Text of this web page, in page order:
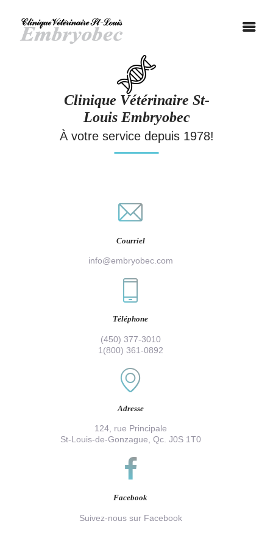
NOS SERVICES
ENGLISH
Clinique Vétérinaire St-
Louis Embryobec
À votre service depuis 1978!
Courriel
info@embryobec.com
Téléphone
(450) 377-3010
1(800) 361-0892
Adresse
124, rue Principale
St-Louis-de-Gonzague, Qc. J0S 1T0
Facebook
Suivez-nous sur Facebook